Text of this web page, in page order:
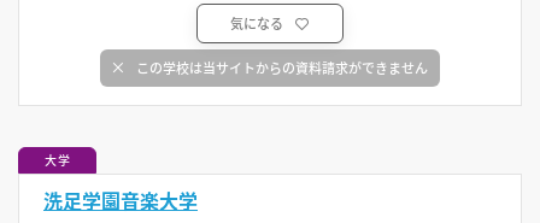
気になる
この学校は当サイトからの資料請求ができません
大学
洗足学園音楽大学